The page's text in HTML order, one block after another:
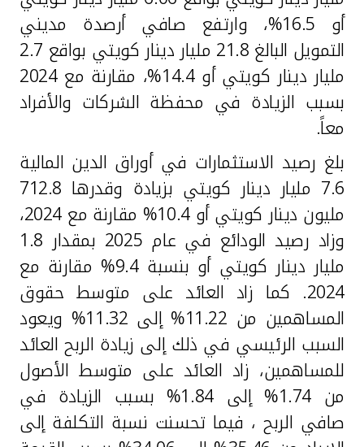
أو 16.5%، وارتفع صافي أرصدة مديني
التمويل البالغ 21.8 مليار دينار كويتي بواقع 2.7
مليار دينار كويتي أو 14.4%، مقارنة مع 2024
بسبب الزيادة في محفظة الشركات والأفراد
معاً.
بلغ رصيد الاستثمارات في أوراق الدين المالية
7.6 مليار دينار كويتي بزيادة وقدرها 712.8
مليون دينار كويتي أو 10.4% مقارنة مع 2024،
وزاد رصيد الودائع في عام 2025 بمقدار 1.8
مليار دينار كويتي أو بنسبة 9.4% مقارنة مع
2024. كما زاد العائد على متوسط حقوق
المساهمين من 11.22% إلى 11.32% ويعود
السبب الرئيسي في ذلك إلى زيادة الربح العائد
للمساهمين، زاد العائد على متوسط الأصول
من 1.74% إلى 1.84% بسبب الزيادة في
صافي الربح ، فيما تحسنت نسبة التكلفة إلى